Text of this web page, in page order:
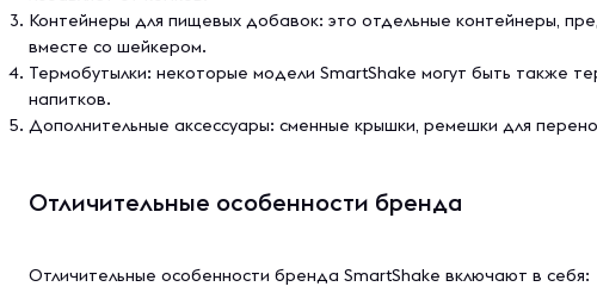
Контейнеры для пищевых добавок: это отдельные контейнеры,
вместе со шейкером.
Термобутылки: некоторые модели SmartShake могут быть также
напитков.
Дополнительные аксессуары: сменные крышки, ремешки для
Отличительные особенности бренда
Отличительные особенности бренда SmartShake включают в себя: